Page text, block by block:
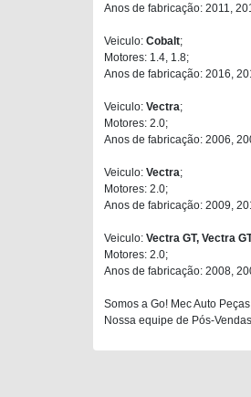
Anos de fabricação: 2011,
Veiculo: Cobalt;
Motores: 1.4, 1.8;
Anos de fabricação: 2016,
Veiculo: Vectra;
Motores: 2.0;
Anos de fabricação: 2006,
Veiculo: Vectra;
Motores: 2.0;
Anos de fabricação: 2009,
Veiculo: Vectra GT, Vectra
Motores: 2.0;
Anos de fabricação: 2008,
Somos a Go! Mec Auto
Nossa equipe de Pós-